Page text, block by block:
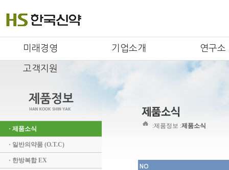
미래경영 기업소개 연구소
고객지원
· 제품소식
· 일반의약품 (O.T.C)
· 한방복합 EX
:제품정보 :제품소식
NO